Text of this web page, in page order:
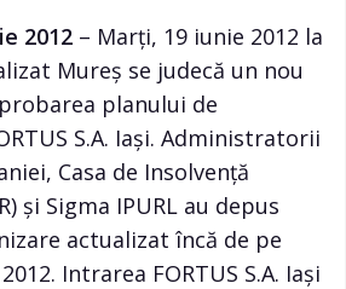
2012 – Marți, 19 iunie 2012 la
Mureș se judecă un nou
planului de
S.A. Iași. Administratorii
Casa de Insolvenţă
şi Sigma IPURL au depus
actualizat încă de pe
Intrarea FORTUS S.A. Iași